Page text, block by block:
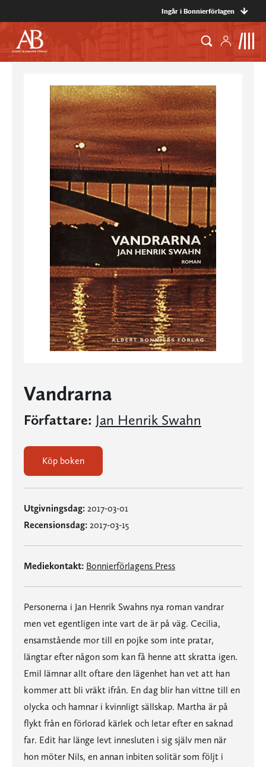
Ingår i Bonnierförlagen
Vandrarna
Författare: Jan Henrik Swahn
Köp boken
Utgivningsdag: 2017-03-01
Recensionsdag: 2017-03-15
Mediekontakt: Bonnierförlagens Press
Personerna i Jan Henrik Swahns nya roman vandrar
men vet egentligen inte vart de är på väg. Cecilia,
ensamstående mor till en pojke som inte pratar,
längtar efter någon som kan få henne att skratta igen.
Emil lämnar allt oftare den lägenhet han vet att han
kommer att bli vräkt ifrån. En dag blir han vittne till en
olycka och hamnar i kvinnligt sällskap. Martha är på
flykt från en förlorad kärlek och letar efter en saknad
far. Edit har länge levt innesluten i sig själv men när
hon möter Nils, en annan inbiten solitär som följt i